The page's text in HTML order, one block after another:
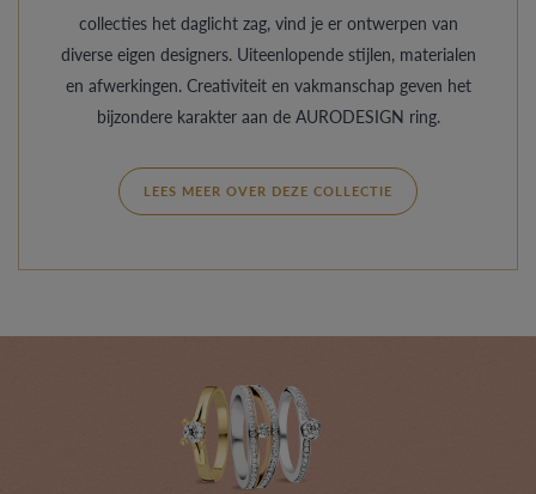
collecties het daglicht zag, vind je er ontwerpen van
diverse eigen designers. Uiteenlopende stijlen, materialen
en afwerkingen. Creativiteit en vakmanschap geven het
bijzondere karakter aan de AURODESIGN ring.
LEES MEER OVER DEZE COLLECTIE